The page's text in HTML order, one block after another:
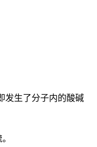
发生了分子内的酸碱